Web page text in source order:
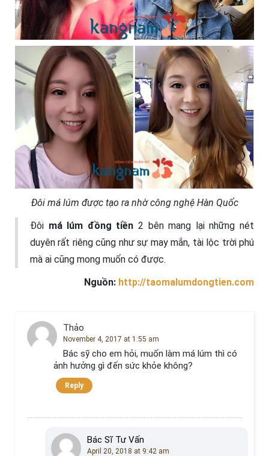
Đôi má lúm được tạo ra nhờ công nghệ Hàn Quốc
Đôi má lúm đồng tiền 2 bên mang lại những nét
duyên rất riêng cũng như sự may mắn, tài lộc trời phú
mà ai cũng mong muốn có được.
Nguồn: http://taomalumdongtien.com
Thảo
November 4, 2017 at 1:55 am
Bác sỹ cho em hỏi, muốn làm má lúm thì có
ảnh hưởng gì đến sức khỏe không?
Reply
Bác Sĩ Tư Vấn
April 20, 2018 at 9:42 am